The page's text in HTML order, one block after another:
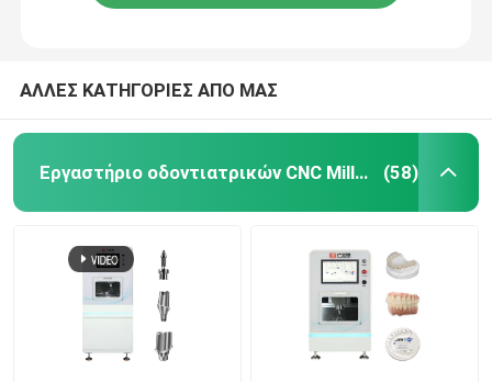
ΑΛΛΕΣ ΚΑΤΗΓΟΡΙΕΣ ΑΠΟ ΜΑΣ
Εργαστήριο οδοντιατρικών CNC Milling Machine (58)